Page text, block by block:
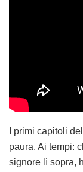
I primi capitoli
paura. Ai tempi:
signore lì sopra,